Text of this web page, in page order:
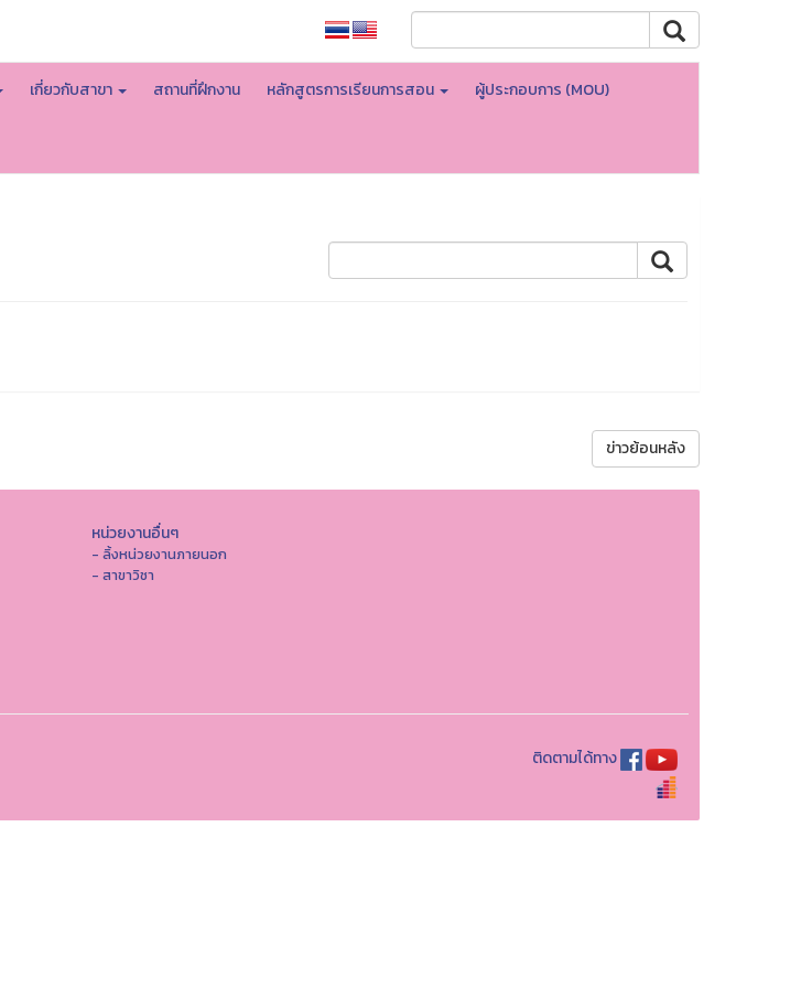
เกี่ยวกับสาขา สถานที่ฝึกงาน หลักสูตรการเรียนการสอน ผู้ประกอบการ (MOU)
ข่าวย้อนหลัง
หน่วยงานอื่นๆ
- ลิ้งหน่วยงานภายนอก
- สาขาวิชา
ติดตามได้ทาง